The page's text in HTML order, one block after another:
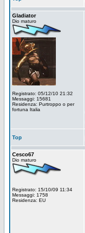
Gladiator
Dio maturo
Registrato: 05/12/10 21:32
Messaggi: 15681
Residenza: Purtroppo o per
fortuna Italia
Top
Cesco67
Dio maturo
Registrato: 15/10/09 11:34
Messaggi: 1758
Residenza: EU